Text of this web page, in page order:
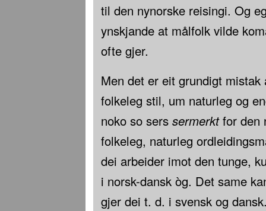
til den nynorske reisingi. Og
ynskjande at målfolk vilde
ofte gjer.
Men det er eit grundigt
folkeleg stil, um naturleg og
noko so sers sermerktfor den
folkeleg, naturleg
dei arbeider imot den tunge,
i norsk-dansk òg. Det same
gjer dei t. d. i svensk og